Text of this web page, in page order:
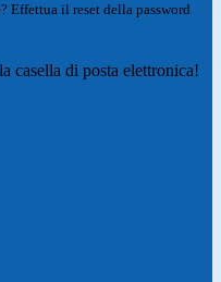
Effettua il reset della password
casella di posta elettronica!